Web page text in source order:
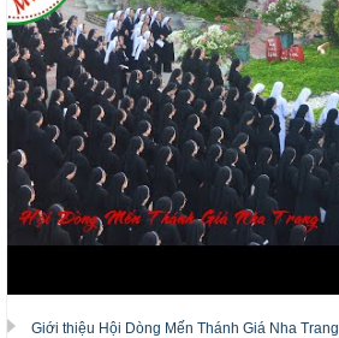
Giới thiệu Hội Dòng Mến Thánh Giá Nha Trang